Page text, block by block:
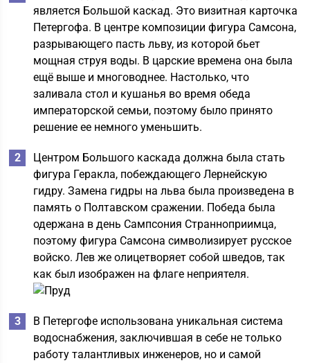
является Большой каскад. Это визитная карточка
Петергофа. В центре композиции фигура Самсона,
разрывающего пасть льву, из которой бьет
мощная струя воды. В царские времена она была
ещё выше и многоводнее. Настолько, что
заливала стол и кушанья во время обеда
императорской семьи, поэтому было принято
решение ее немного уменьшить.
Центром Большого каскада должна была стать
фигура Геракла, побеждающего Лернейскую
гидру. Замена гидры на льва была произведена в
память о Полтавском сражении. Победа была
одержана в день Сампсония Странноприимца,
поэтому фигура Самсона символизирует русское
войско. Лев же олицетворяет собой шведов, так
как был изображен на флаге неприятеля.
В Петергофе использована уникальная система
водоснабжения, заключившая в себе не только
работу талантливых инженеров, но и самой